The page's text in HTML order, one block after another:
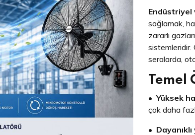
sağlamak,
zararlı
sistemleridir.
seralarda,
Temel
•Yüksek
çok daha
•